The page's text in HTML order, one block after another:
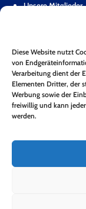
Diese Website nutzt
von
Verarbeitung dient der
Elementen Dritter, der
Werbung sowie der
freiwillig und kann
werden.
Unsere Mitglieder
Mitglied werden
Kontakt